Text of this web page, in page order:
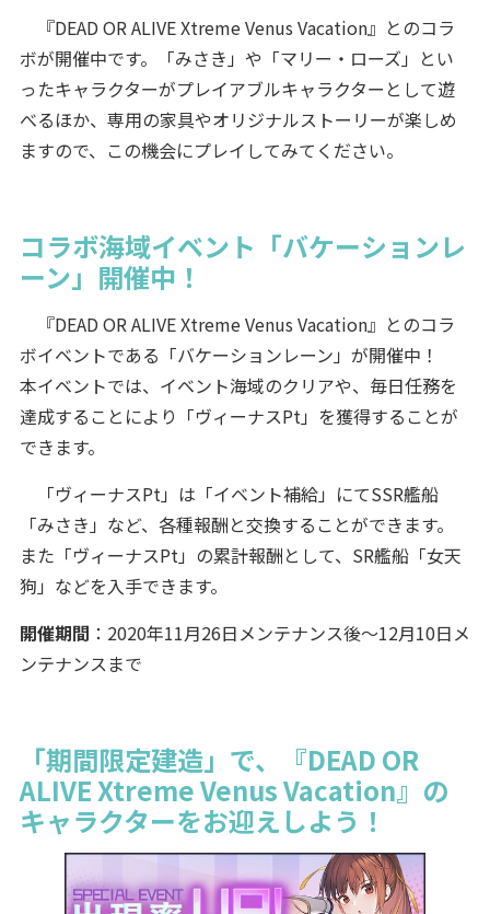
『DEAD OR ALIVE Xtreme Venus Vacation』とのコラ
ボが開催中です。「みさき」や「マリー・ローズ」とい
ったキャラクターがプレイアブルキャラクターとして遊
べるほか、専用の家具やオリジナルストーリーが楽しめ
ますので、この機会にプレイしてみてください。
コラボ海域イベント「バケーションレ
ーン」開催中！
『DEAD OR ALIVE Xtreme Venus Vacation』とのコラ
ボイベントである「バケーションレーン」が開催中！
本イベントでは、イベント海域のクリアや、毎日任務を
達成することにより「ヴィーナスPt」を獲得することが
できます。
「ヴィーナスPt」は「イベント補給」にてSSR艦船
「みさき」など、各種報酬と交換することができます。
また「ヴィーナスPt」の累計報酬として、SR艦船「女天
狗」などを入手できます。
開催期間 ：2020年11月26日メンテナンス後～12月10日メ
ンテナンスまで
「期間限定建造」で、『DEAD OR
ALIVE Xtreme Venus Vacation』の
キャラクターをお迎えしよう！